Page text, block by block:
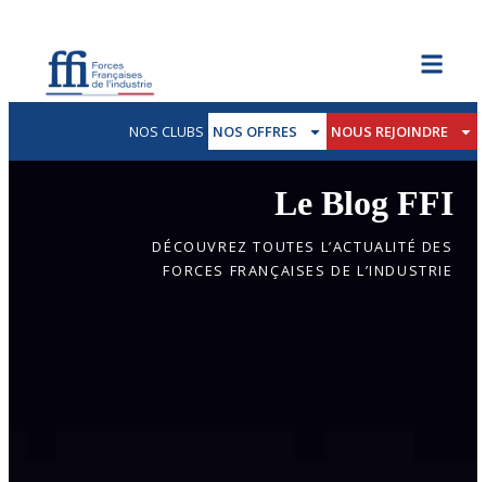
NOS CLUBS NOS OFFRES NOUS REJOINDRE
Le Blog FFI
DÉCOUVREZ TOUTES L’ACTUALITÉ DES
FORCES FRANÇAISES DE L’INDUSTRIE